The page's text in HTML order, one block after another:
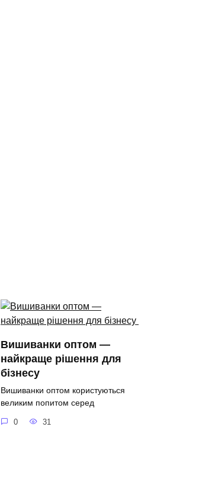
Вишиванки оптом —
найкраще рішення для
бізнесу
Вишиванки оптом користуються
великим попитом серед
0 31